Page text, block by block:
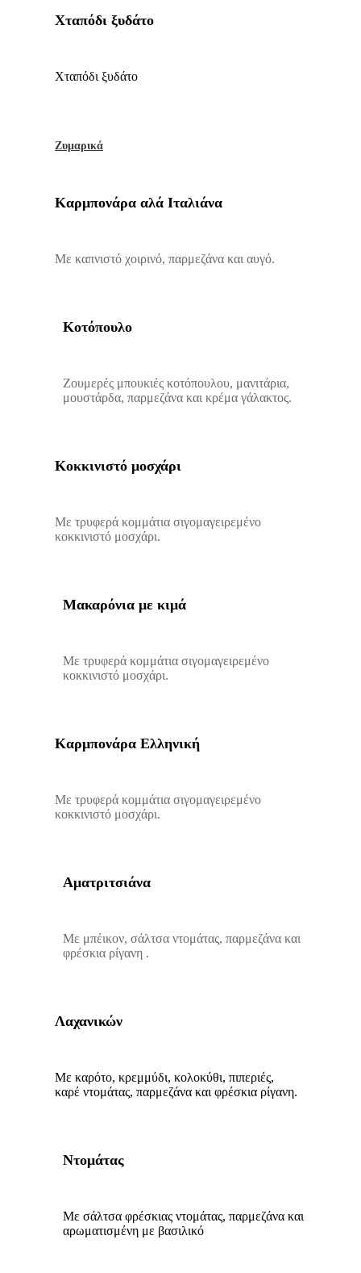
Χταπόδι ξυδάτο
Χταπόδι ξυδάτο
Ζυμαρικά
Καρμπονάρα αλά Ιταλιάνα
Με καπνιστό χοιρινό, παρμεζάνα και αυγό.
Κοτόπουλο
Ζουμερές μπουκιές κοτόπουλου, μανιτάρια,
μουστάρδα, παρμεζάνα και κρέμα γάλακτος.
Κοκκινιστό μοσχάρι
Με τρυφερά κομμάτια σιγομαγειρεμένο
κοκκινιστό μοσχάρι.
Μακαρόνια με κιμά
Με τρυφερά κομμάτια σιγομαγειρεμένο
κοκκινιστό μοσχάρι.
Καρμπονάρα Ελληνική
Με τρυφερά κομμάτια σιγομαγειρεμένο
κοκκινιστό μοσχάρι.
Αματριτσιάνα
Με μπέικον, σάλτσα ντομάτας, παρμεζάνα και
φρέσκια ρίγανη .
Λαχανικών
Με καρότο, κρεμμύδι, κολοκύθι, πιπεριές,
καρέ ντομάτας, παρμεζάνα και φρέσκια ρίγανη.
Ντομάτας
Με σάλτσα φρέσκιας ντομάτας, παρμεζάνα και
αρωματισμένη με βασιλικό